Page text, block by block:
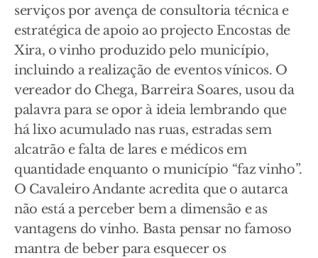
serviços por avença de consultoria técnica e
estratégica de apoio ao projecto Encostas de
Xira, o vinho produzido pelo município,
incluindo a realização de eventos vínicos. O
vereador do Chega, Barreira Soares, usou da
palavra para se opor à ideia lembrando que
há lixo acumulado nas ruas, estradas sem
alcatrão e falta de lares e médicos em
quantidade enquanto o município “faz vinho”.
O Cavaleiro Andante acredita que o autarca
não está a perceber bem a dimensão e as
vantagens do vinho. Basta pensar no famoso
mantra de beber para esquecer os